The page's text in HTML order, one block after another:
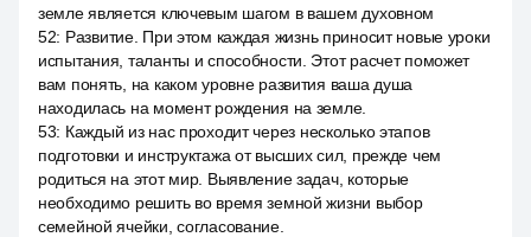
земле является ключевым шагом в вашем духовном
52: Развитие. При этом каждая жизнь приносит новые уроки
испытания, таланты и способности. Этот расчет поможет
вам понять, на каком уровне развития ваша душа
находилась на момент рождения на земле.
53: Каждый из нас проходит через несколько этапов
подготовки и инструктажа от высших сил, прежде чем
родиться на этот мир. Выявление задач, которые
необходимо решить во время земной жизни выбор
семейной ячейки, согласование.